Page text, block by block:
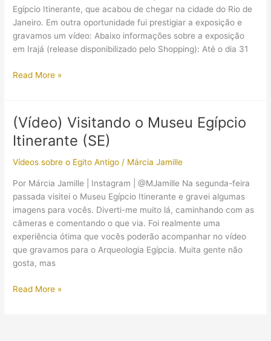
Egípcio Itinerante, que acabou de chegar na cidade do Rio de
Janeiro. Em outra oportunidade fui prestigiar a exposição e
gravamos um vídeo: Abaixo informações sobre a exposição
em Irajá (release disponibilizado pelo Shopping): Até o dia 31
O
Itinerante
está
no
Via
Brasil,
Irajá
(RJ)
Read More »
(Vídeo) Visitando o Museu Egípcio
Itinerante (SE)
Vídeos sobre o Egito Antigo / Márcia Jamille
Por Márcia Jamille | Instagram | @MJamille Na segunda-feira
passada visitei o Museu Egípcio Itinerante e gravei algumas
imagens para vocês. Diverti-me muito lá, caminhando com as
câmeras e comentando o que via. Foi realmente uma
experiência ótima que vocês poderão acompanhar no vídeo
que gravamos para o Arqueologia Egípcia. Muita gente não
gosta, mas
(Vídeo)
Read More »